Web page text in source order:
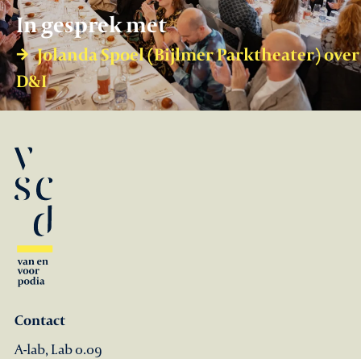
In gesprek met
Jolanda Spoel (Bijlmer Parktheater) over
D&I
Contact
A-lab, Lab 0.09